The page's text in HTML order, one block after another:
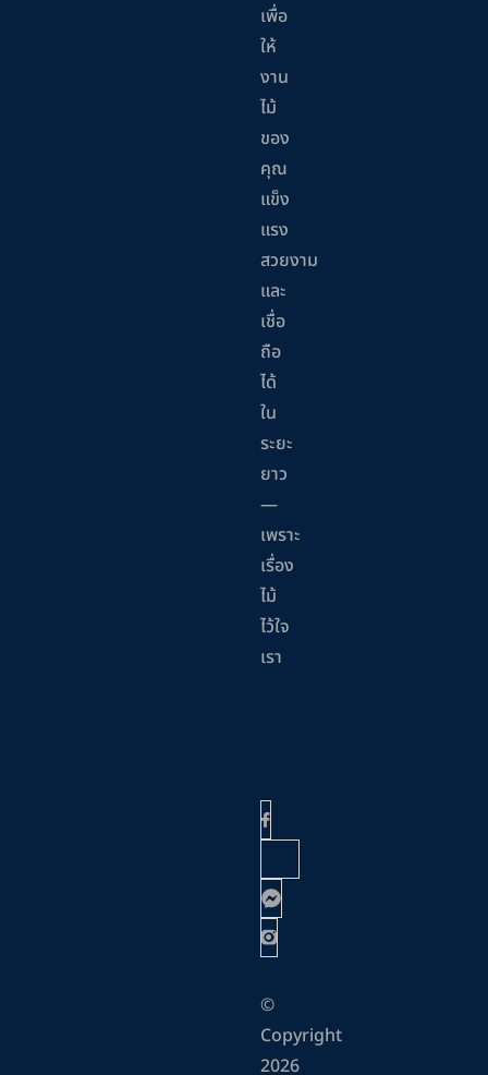
เพื่อ
ให้
งาน
ไม้
ของ
คุณ
แข็ง
แรง
สวยงาม
และ
เชื่อ
ถือ
ได้
ใน
ระยะ
ยาว
—
เพราะ
เรื่อง
ไม้
ไว้ใจ
เรา
©
Copyright
2026